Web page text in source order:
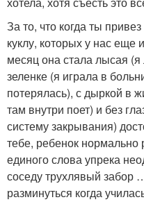
За то, что когда ты
куклу, которых у нас еще
месяц она стала лысая
зеленке (я играла в
потерялась), с дыркой в
там внутри поет) и без
систему закрывания)
тебе, ребенок нормально
единого слова упрека
соседу трухлявый забор
разминуться когда